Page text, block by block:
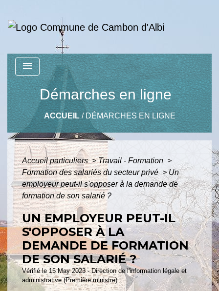
menu
Démarches en ligne
ACCUEIL/ DÉMARCHES EN LIGNE
Accueil particuliers> Travail - Formation >
Formation des salariés du secteur privé> Un
employeur peut-il s'opposer à la demande de
formation de son salarié ?
UN EMPLOYEUR PEUT-IL
S'OPPOSER À LA
DEMANDE DE FORMATION
DE SON SALARIÉ ?
Vérifié le 15 May 2023 - Direction de l'information légale et
administrative (Première ministre)